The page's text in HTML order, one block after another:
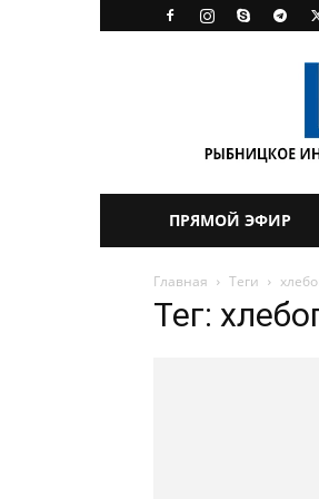
ПРЯМОЙ ЭФИР
Главная Теги
Тег: